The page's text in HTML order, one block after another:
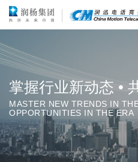
掌握行业新动态 •
MASTER NEW TRENDS IN
OPPORTUNITIES IN THE ERA